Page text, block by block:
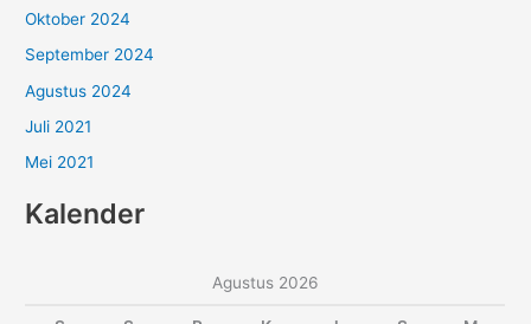
Oktober 2024
September 2024
Agustus 2024
Juli 2021
Mei 2021
Kalender
Agustus 2026